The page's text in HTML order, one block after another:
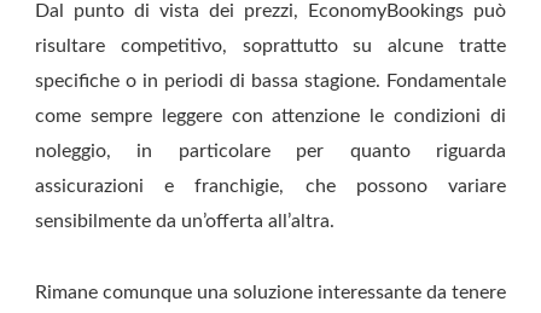
Dal punto di vista dei prezzi, EconomyBookings può
risultare competitivo, soprattutto su alcune tratte
specifiche o in periodi di bassa stagione. Fondamentale
come sempre leggere con attenzione le condizioni di
noleggio, in particolare per quanto riguarda
assicurazioni e franchigie, che possono variare
sensibilmente da un’offerta all’altra.
Rimane comunque una soluzione interessante da tenere